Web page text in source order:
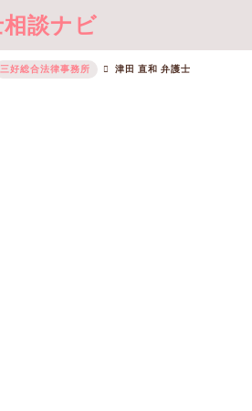
談ナビ
三好総合法律事務所 津田 直和 弁護士